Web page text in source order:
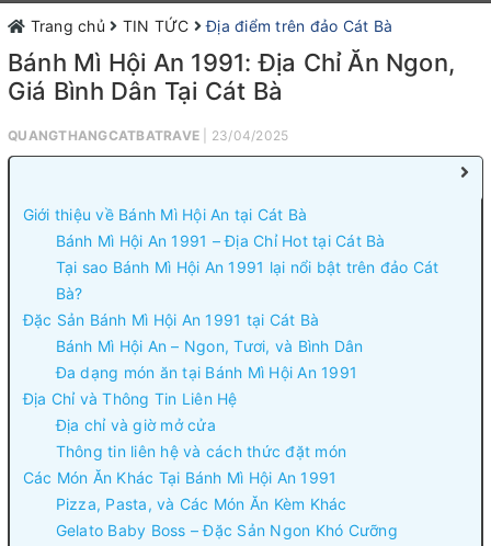
Trang chủ TIN TỨC Địa điểm trên đảo Cát Bà
Bánh Mì Hội An 1991: Địa Chỉ Ăn Ngon,
Giá Bình Dân Tại Cát Bà
QUANGTHANGCATBATRAVE | 23/04/2025
Giới thiệu về Bánh Mì Hội An tại Cát Bà
Bánh Mì Hội An 1991 – Địa Chỉ Hot tại Cát Bà
Tại sao Bánh Mì Hội An 1991 lại nổi bật trên đảo Cát
Bà?
Đặc Sản Bánh Mì Hội An 1991 tại Cát Bà
Bánh Mì Hội An – Ngon, Tươi, và Bình Dân
Đa dạng món ăn tại Bánh Mì Hội An 1991
Địa Chỉ và Thông Tin Liên Hệ
Địa chỉ và giờ mở cửa
Thông tin liên hệ và cách thức đặt món
Các Món Ăn Khác Tại Bánh Mì Hội An 1991
Pizza, Pasta, và Các Món Ăn Kèm Khác
Gelato Baby Boss – Đặc Sản Ngon Khó Cưỡng